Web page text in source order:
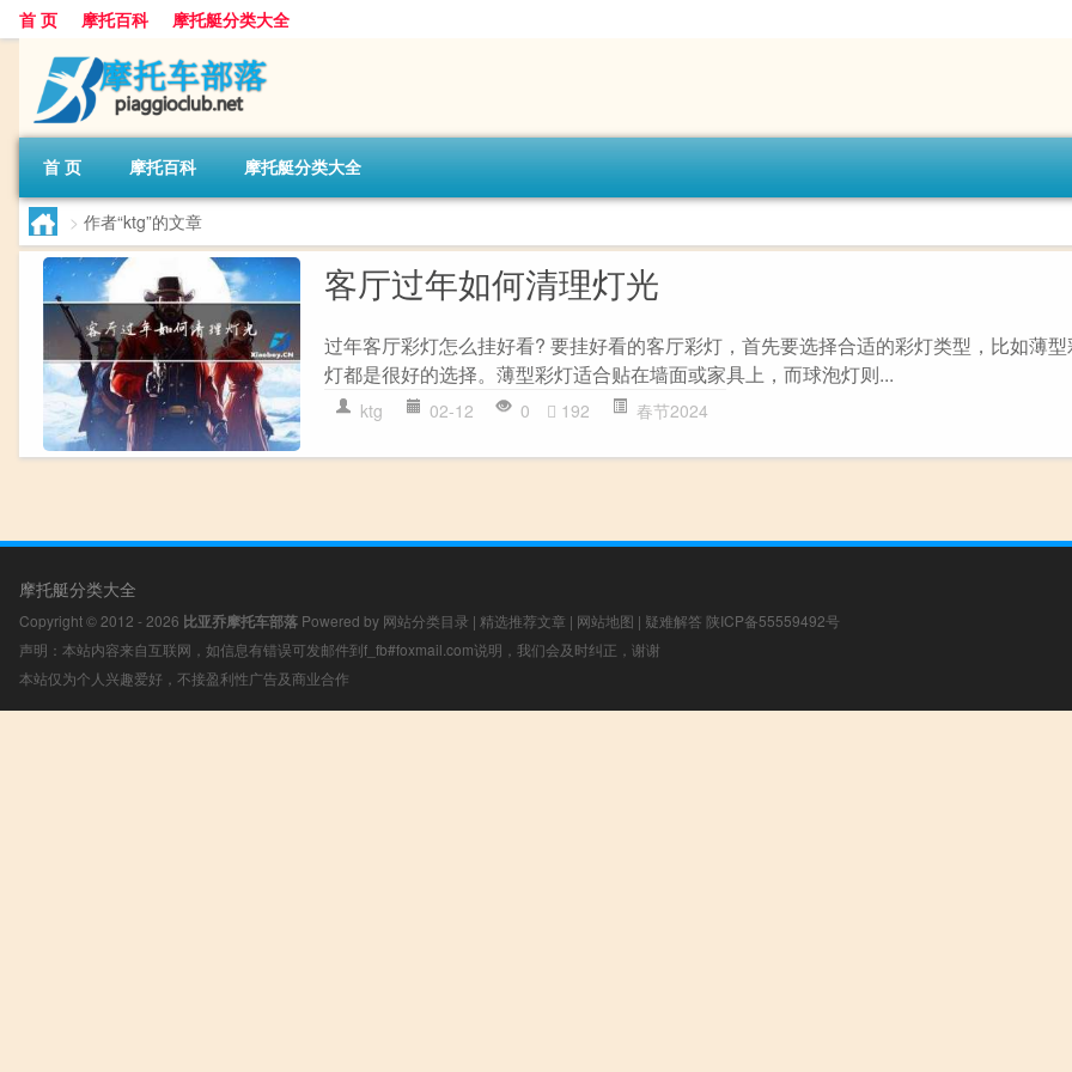
首 页 摩托百科 摩托艇分类大全
首 页 摩托百科 摩托艇分类大全
> 作者“ktg”的文章
客厅过年如何清理灯光
过年客厅彩灯怎么挂好看? 要挂好看的客厅彩灯，首先要选择合适的彩灯类型，比如薄
灯都是很好的选择。薄型彩灯适合贴在墙面或家具上，而球泡灯则...
ktg 02-12 0 192 春节2024
摩托艇分类大全
Copyright © 2012 - 2026 比亚乔摩托车部落 Powered by 网站分类目录 | 精选推荐文章 | 网站地图 | 疑难解答 陕ICP备55559492号
声明：本站内容来自互联网，如信息有错误可发邮件到f_fb#foxmail.com说明，我们会及时纠正，谢谢
本站仅为个人兴趣爱好，不接盈利性广告及商业合作